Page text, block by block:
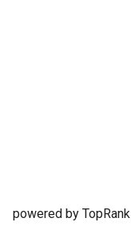
powered by TopRank